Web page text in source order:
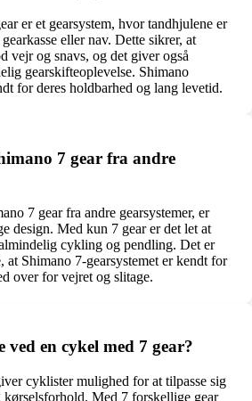
er et gearsystem, hvor tandhjulene er
eller nav. Dette sikrer, at
vejr og snavs, og det giver også
gearskifteoplevelse. Shimano
for deres holdbarhed og lang levetid.
7 gear fra andre
7 gear fra andre gearsystemer, er
design. Med kun 7 gear er det let at
cykling og pendling. Det er
Shimano 7-gearsystemet er kendt for
over for vejret og slitage.
ved en cykel med 7 gear?
cyklister mulighed for at tilpasse sig
Med 7 forskellige gear